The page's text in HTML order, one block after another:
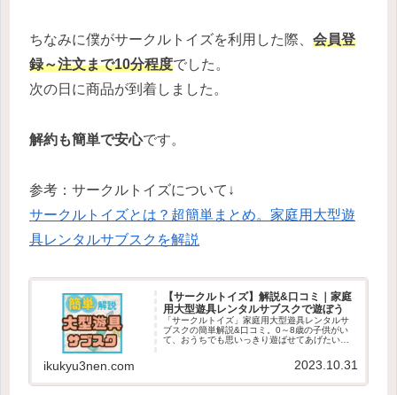
ちなみに僕がサークルトイズを利用した際、 会員登
録～注文まで10分程度でした。
次の日に商品が到着しました。
解約も簡単で安心です。
参考：サークルトイズについて↓
サークルトイズとは？超簡単まとめ。家庭用大型遊
具レンタルサブスクを解説
【サークルトイズ】解説&口コミ｜家庭
用大型遊具レンタルサブスクで遊ぼう
「サークルトイズ」家庭用大型遊具レンタルサ
ブスクの簡単解説&口コミ。0～8歳の子供がい
て、おうちでも思いっきり遊ばせてあげたい。
遊具で遊ぼう！レンタルなら処分に困らなくて
何度も試せる。エアー遊具でおうちが徒歩0分の
ばそう！
ikukyu3nen.com 2023.10.31